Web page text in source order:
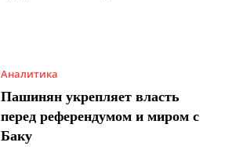
Аналитика
Пашинян укрепляет власть
перед референдумом и миром с
Баку